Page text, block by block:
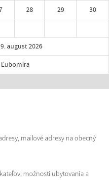
28 29
30
august 2026
mailové adresy na obecný
možnosti ubytovania a